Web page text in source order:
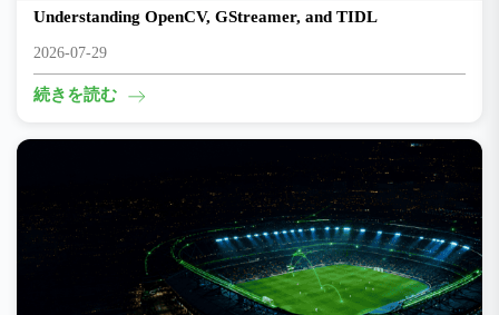
Understanding OpenCV, GStreamer, and TIDL
2026-07-29
続きを読む